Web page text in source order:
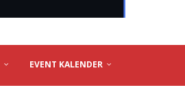
EVENT KALENDER